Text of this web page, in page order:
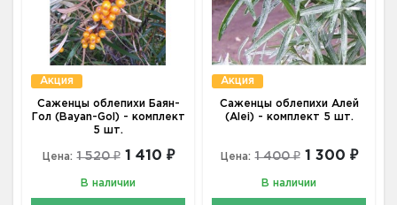
Акция
Саженцы облепихи Баян-
Гол (Bayan-Gol) - комплект
5 шт.
Цена: 1 520 ₽ 1 410 ₽
В наличии
Акция
Саженцы облепихи Алей
(Alei) - комплект 5 шт.
Цена: 1 400 ₽ 1 300 ₽
В наличии